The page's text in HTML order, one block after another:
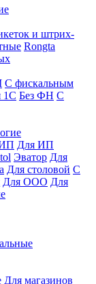
и штрих-
Rongta
С фискальным
1С Без ФН С
Для ИП
Эватор Для
Для столовой С
Для ООО Для
Для магазинов